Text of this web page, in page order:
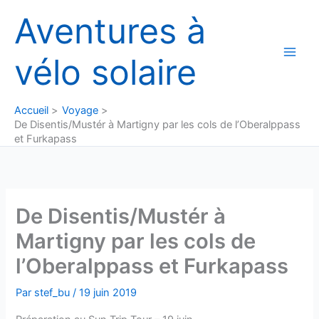
contenu
Aventures à
vélo solaire
Accueil
Voyage
De Disentis/Mustér à Martigny par les cols de l’Oberalppass
et Furkapass
De Disentis/Mustér à
Martigny par les cols de
l’Oberalppass et Furkapass
Par stef_bu/19 juin 2019